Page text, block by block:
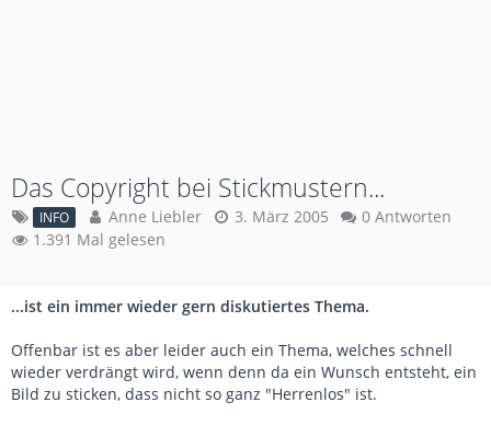
Das Copyright bei Stickmustern...
INFO Anne Liebler 3. März 2005
0 Antworten
1.391 Mal gelesen
...ist ein immer wieder gern diskutiertes Thema.
Offenbar ist es aber leider auch ein Thema, welches schnell
wieder verdrängt wird, wenn denn da ein Wunsch entsteht, ein
Bild zu sticken, dass nicht so ganz "Herrenlos" ist.